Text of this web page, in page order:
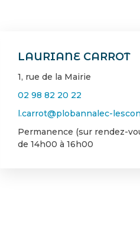
LAURIANE CARROT
1, rue de la Mairie
02 98 82 20 22
l.carrot@plobannalec-
Permanence (sur rendez-
de 14h00 à 16h00